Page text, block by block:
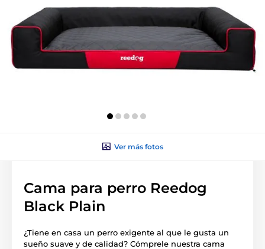
Ver más fotos
Cama para perro Reedog
Black Plain
¿Tiene en casa un perro exigente al que le gusta un
sueño suave y de calidad? Cómprele nuestra cama